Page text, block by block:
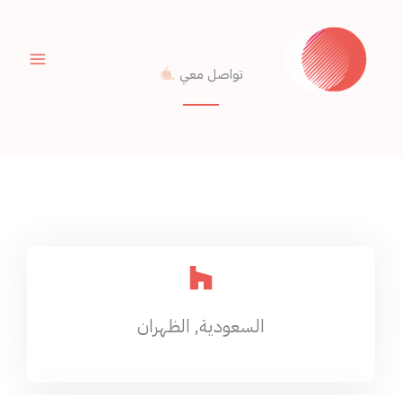
المحتوى
تواصل معي
السعودية, الظهران